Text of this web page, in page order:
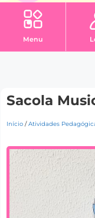
Menu
Sacola
Início /Atividades